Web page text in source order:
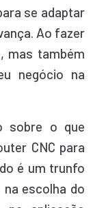
se adaptar
Ao fazer
mas também
negócio na
sobre o que
CNC para
é um trunfo
na escolha do